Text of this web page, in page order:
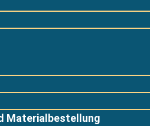
Materialbestellung